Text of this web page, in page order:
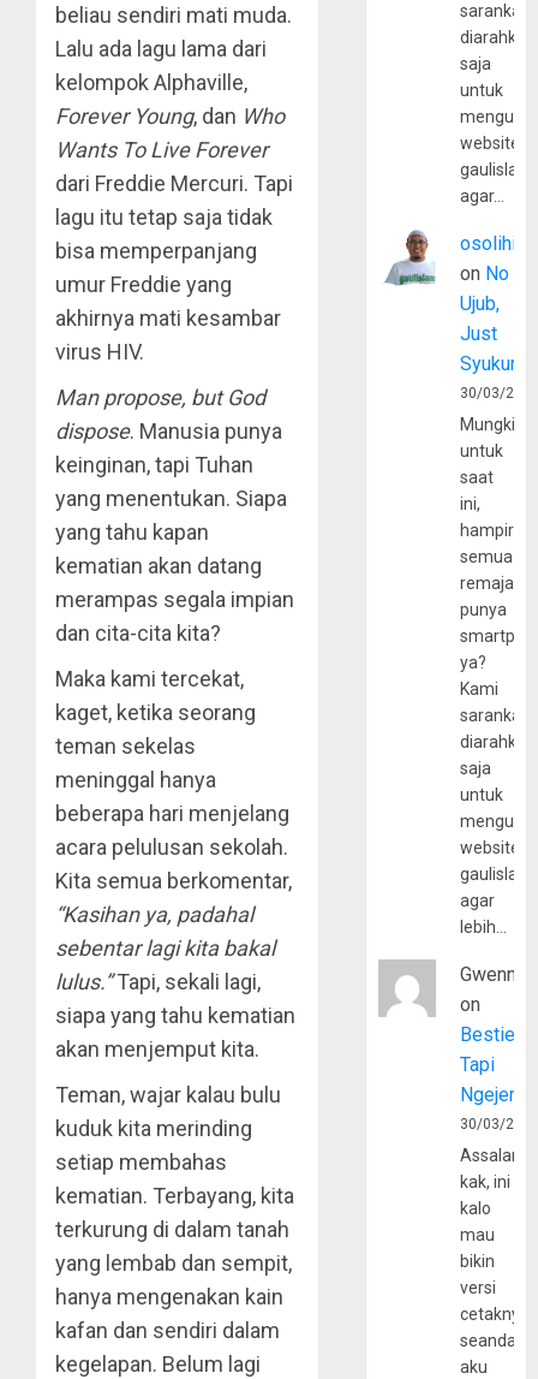
beliau sendiri mati muda.
Lalu ada lagu lama dari
kelompok Alphaville,
Forever Young, dan Who
Wants To Live Forever
dari Freddie Mercuri. Tapi
lagu itu tetap saja tidak
bisa memperpanjang
umur Freddie yang
akhirnya mati kesambar
virus HIV.
Man propose, but God
dispose. Manusia punya
keinginan, tapi Tuhan
yang menentukan. Siapa
yang tahu kapan
kematian akan datang
merampas segala impian
dan cita-cita kita?
Maka kami tercekat,
kaget, ketika seorang
teman sekelas
meninggal hanya
beberapa hari menjelang
acara pelulusan sekolah.
Kita semua berkomentar,
“Kasihan ya, padahal
sebentar lagi kita bakal
lulus.”Tapi, sekali lagi,
siapa yang tahu kematian
akan menjemput kita.
Teman, wajar kalau bulu
kuduk kita merinding
setiap membahas
kematian. Terbayang, kita
terkurung di dalam tanah
yang lembab dan sempit,
hanya mengenakan kain
kafan dan sendiri dalam
kegelapan. Belum lagi
sarankan,
diarahkan
saja
untuk
website
agar…
osolihin
on No
Ujub,
Just
Syukur
30/03/
Mungkin
untuk
saat
ini,
hampir
semua
remaja
punya
ya?
Kami
sarankan,
diarahkan
saja
untuk
website
agar
lebih…
Gwenny
on
Bestie
Tapi
30/03/
kak, ini
kalo
mau
bikin
versi
cetaknya
aku